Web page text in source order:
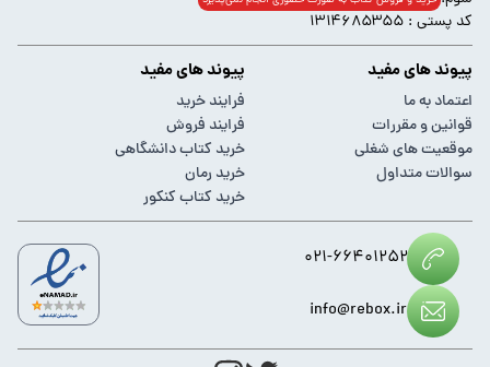
کد پستی : ۱۳۱۴۶۸۵۳۵۵
پیوند های مفید
اعتماد به ما
قوانین و مقررات
موقعیت های شغلی
سوالات متداول
پیوند های مفید
فرایند خرید
فرایند فروش
خرید کتاب دانشگاهی
خرید رمان
خرید کتاب کنکور
۰۲۱-۶۶۴۰۱۲۵۲
info@rebox.ir